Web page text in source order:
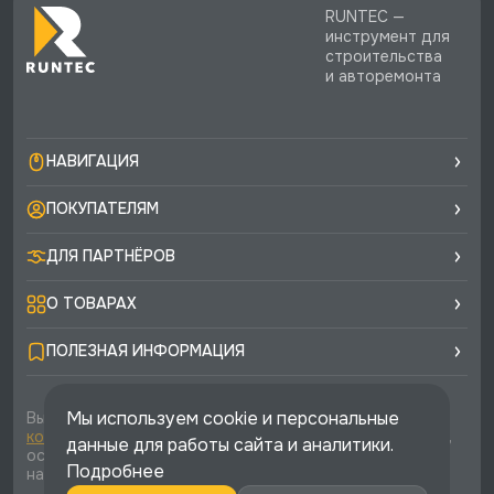
RUNTEC —
инструмент для
строительства
и авторемонта
НАВИГАЦИЯ
ПОКУПАТЕЛЯМ
ДЛЯ ПАРТНЁРОВ
О ТОВАРАХ
ПОЛЕЗНАЯ ИНФОРМАЦИЯ
Вы соглашаетесь с условиямиполитики
конфиденциальностиипубличной офертыкаждый раз,
оставляя свои данные в любой форме обратной связи
на сайте runtec-shop.ru
Мы используем cookie и персональные
данные для работы сайта и аналитики.
Подробнее